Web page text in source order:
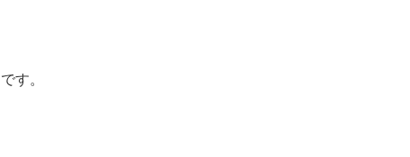
す。